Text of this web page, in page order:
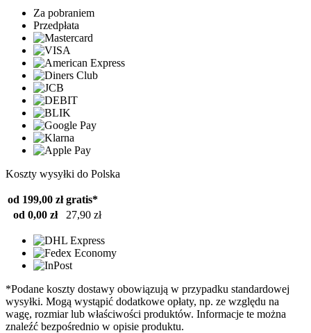
Za pobraniem
Przedpłata
Koszty wysyłki do Polska
od 199,00 zł gratis*
od 0,00 zł
27,90 zł
*Podane koszty dostawy obowiązują w przypadku standardowej
wysyłki. Mogą wystąpić dodatkowe opłaty, np. ze względu na
wagę, rozmiar lub właściwości produktów. Informacje te można
znaleźć bezpośrednio w opisie produktu.